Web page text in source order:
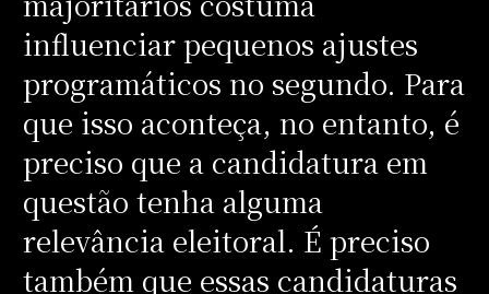
influenciar pequenos ajustes
programáticos no segundo. Para
que isso aconteça, no entanto, é
preciso que a candidatura em
questão tenha alguma
relevância eleitoral. É preciso
também que essas candidaturas